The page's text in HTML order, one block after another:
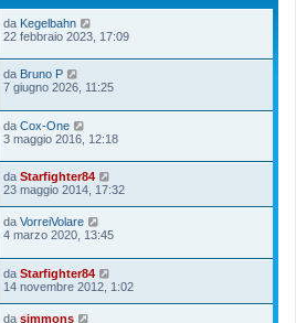
da Kegelbahn
22 febbraio 2023, 17:09
da Bruno P
7 giugno 2026, 11:25
da Cox-One
3 maggio 2016, 12:18
da Starfighter84
23 maggio 2014, 17:32
da VorreiVolare
4 marzo 2020, 13:45
da Starfighter84
14 novembre 2012, 1:02
da simmons